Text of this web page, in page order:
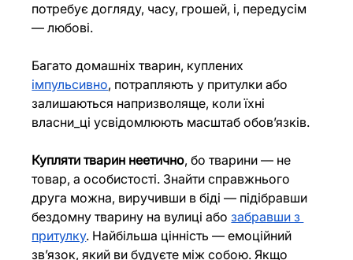
потребує догляду, часу, грошей, і, передусім
— любові.
Багато домашніх тварин, куплених
імпульсивно, потрапляють у притулки або
залишаються напризволяще, коли їхні
власни_ці усвідомлюють масштаб обов’язків.
Купляти тварин неетично, бо тварини — не
товар, а особистості. Знайти справжнього
друга можна, виручивши в біді — підібравши
бездомну тварину на вулиці або забравши з
притулку. Найбільша цінність — емоційний
звʼязок, який ви будуєте між собою. Якщо